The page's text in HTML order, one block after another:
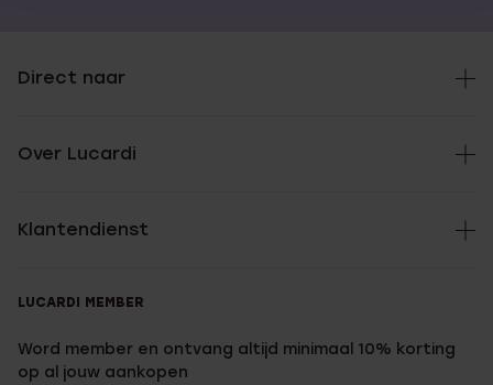
Direct naar
Over Lucardi
Klantendienst
LUCARDI MEMBER
Word member en ontvang altijd minimaal 10% korting
op al jouw aankopen